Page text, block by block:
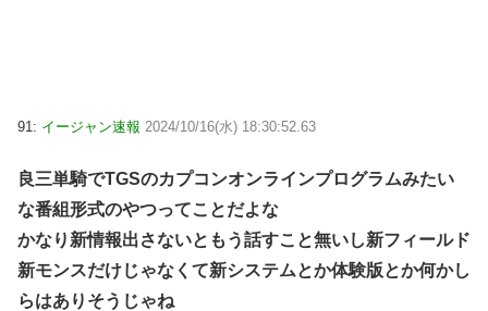
91: イージャン速報 2024/10/16(水) 18:30:52.63
良三単騎でTGSのカプコンオンラインプログラムみたい
な番組形式のやつってことだよな
かなり新情報出さないともう話すこと無いし新フィールド
新モンスだけじゃなくて新システムとか体験版とか何かし
らはありそうじゃね